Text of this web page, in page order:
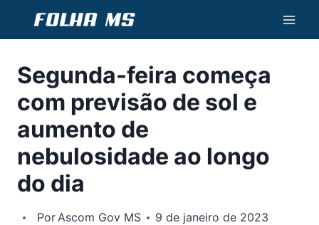
Conteúdo
Segunda-feira começa
com previsão de sol e
aumento de
nebulosidade ao longo
do dia
PorAscom Gov MS 9 de janeiro de 2023